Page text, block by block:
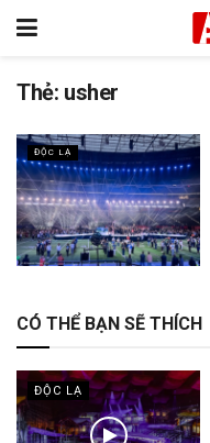
Thẻ: usher
ĐỘC LẠ
CÓ THỂ BẠN SẼ THÍCH
ĐỘC LẠ